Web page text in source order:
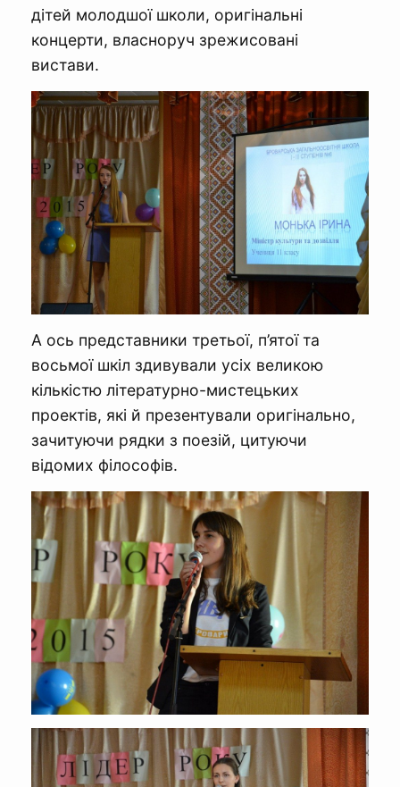
дітей молодшої школи, оригінальні
концерти, власноруч зрежисовані
вистави.
А ось представники третьої, п’ятої та
восьмої шкіл здивували усіх великою
кількістю літературно-мистецьких
проектів, які й презентували оригінально,
зачитуючи рядки з поезій, цитуючи
відомих філософів.